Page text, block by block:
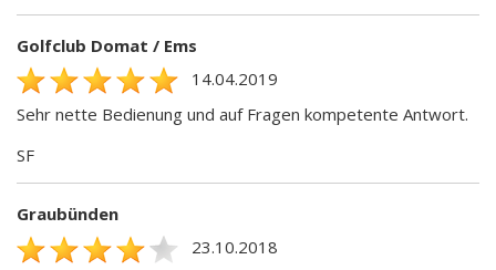
Golfclub Domat / Ems
14.04.2019
Sehr nette Bedienung und auf Fragen kompetente Antwort.
SF
Graubünden
23.10.2018